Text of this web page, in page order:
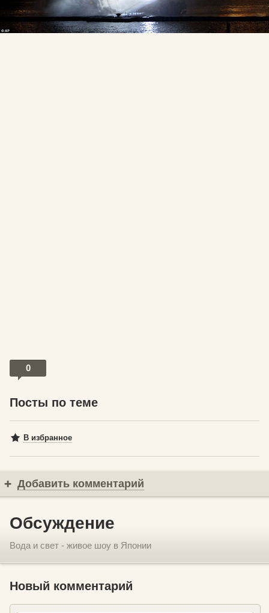
0
Посты по теме
В избранное
Добавить комментарий
Обсуждение
Вода и свет - живое шоу в Японии
Новый комментарий